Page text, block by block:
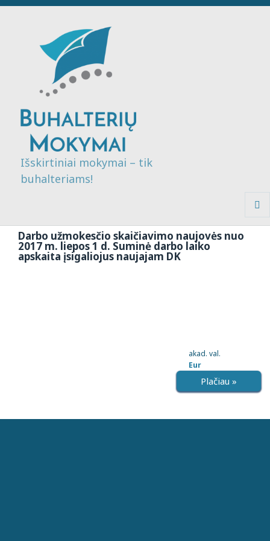
Išskirtiniai mokymai – tik
buhalteriams!
Darbo užmokesčio skaičiavimo naujovės nuo
2017 m. liepos 1 d. Suminė darbo laiko
apskaita įsigaliojus naujajam DK
akad. val.
Eur
Plačiau »